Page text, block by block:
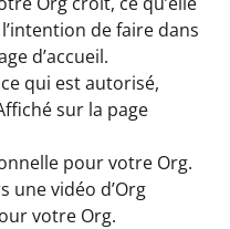
de faire dans
d’accueil.
ce qui est autorisé,
sur la page
pour votre Org.
une vidéo d’Org
votre Org.